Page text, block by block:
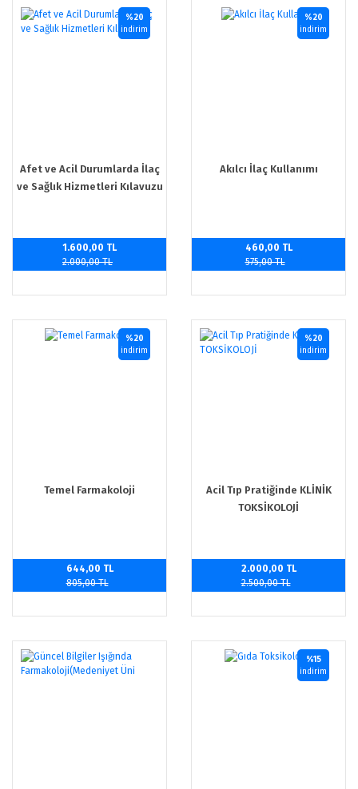
Afet ve Acil Durumlarda İlaç
ve Sağlık Hizmetleri Kılavuzu
%20
indirim
1.600,00 TL
2.000,00 TL
Akılcı İlaç Kullanımı
%20
indirim
460,00 TL
575,00 TL
Temel Farmakoloji
%20
indirim
644,00 TL
805,00 TL
Acil Tıp Pratiğinde KLİNİK
TOKSİKOLOJİ
%20
indirim
2.000,00 TL
2.500,00 TL
%15
indirim